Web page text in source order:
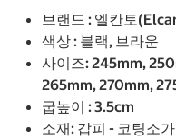
브랜드 : 엘칸토
색상 : 블랙, 브라운
사이즈: 245mm,
265mm, 270mm,
굽높이 : 3.5cm
소재: 갑피 - 코팅소